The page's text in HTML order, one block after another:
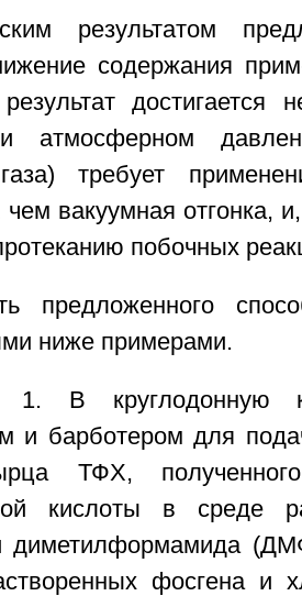
результатом
содержания
достигается
атмосферном
требует
чем вакуумная отгонка,
побочных
предложенного
ниже примерами.
1. В круглодонную
и барботером для
ТФХ, полученного
кислоты в среде
диметилформамида
фосгена и